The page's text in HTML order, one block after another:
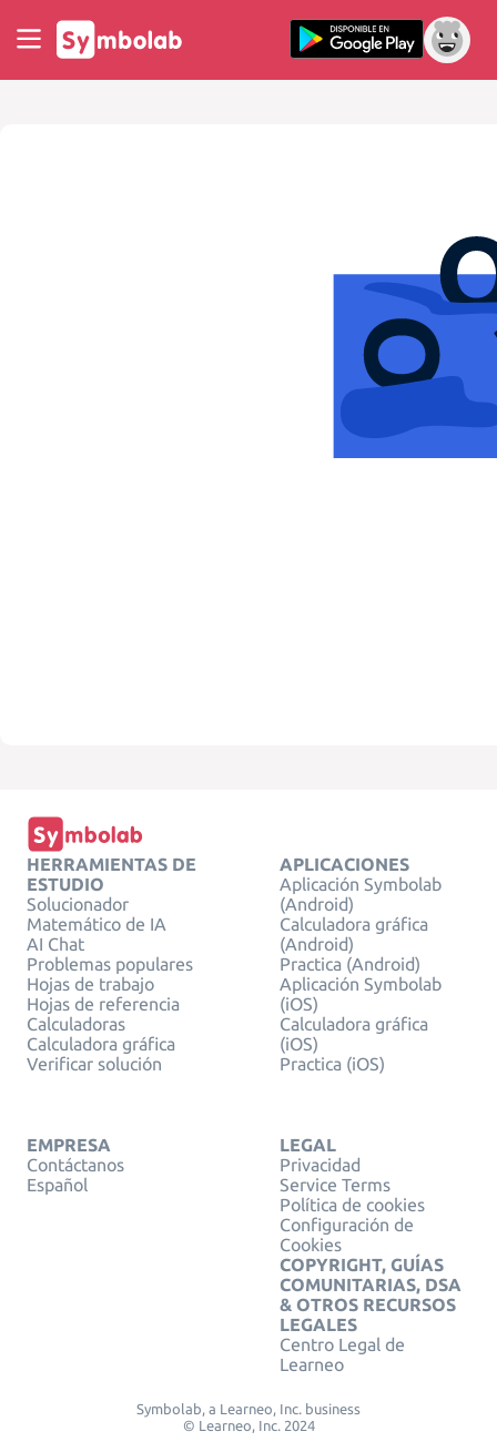
HERRAMIENTAS DE
ESTUDIO
Solucionador
Matemático de IA
AI Chat
Problemas populares
Hojas de trabajo
Hojas de referencia
Calculadoras
Calculadora gráfica
Verificar solución
APLICACIONES
Aplicación Symbolab
(Android)
Calculadora gráfica
(Android)
Practica (Android)
Aplicación Symbolab
(iOS)
Calculadora gráfica
(iOS)
Practica (iOS)
EMPRESA
Contáctanos
Español
LEGAL
Privacidad
Service Terms
Política de cookies
Configuración de
Cookies
COPYRIGHT, GUÍAS
COMUNITARIAS, DSA
& OTROS RECURSOS
LEGALES
Centro Legal de
Learneo
Symbolab, a Learneo, Inc. business
© Learneo, Inc. 2024